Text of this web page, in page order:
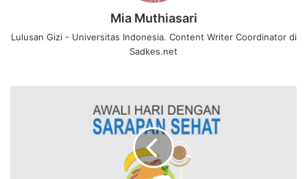
Mia Muthiasari
Lulusan Gizi - Universitas Indonesia. Content Writer Coordinator di
Sadkes.net